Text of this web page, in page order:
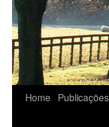
Home Publicações